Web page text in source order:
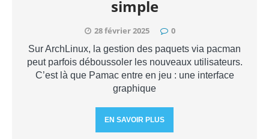
simple
28 février 2025 0
Sur ArchLinux, la gestion des paquets via pacman
peut parfois déboussoler les nouveaux utilisateurs.
C’est là que Pamac entre en jeu : une interface
graphique
EN SAVOIR PLUS